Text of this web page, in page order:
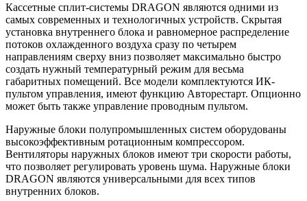
Кассетные сплит-системы DRAGON являются одними из
самых современных и технологичных устройств. Скрытая
установка внутреннего блока и равномерное распределение
потоков охлажденного воздуха сразу по четырем
направлениям сверху вниз позволяет максимально быстро
создать нужный температурный режим для весьма
габаритных помещений. Все модели комплектуются ИК-
пультом управления, имеют функцию Авторестарт. Опционно
может быть также управление проводным пультом.
Наружные блоки полупромышленных систем оборудованы
высокоэффективным ротационным компрессором.
Вентиляторы наружных блоков имеют три скорости работы,
что позволяет регулировать уровень шума. Наружные блоки
DRAGON являются универсальными для всех типов
внутренних блоков.